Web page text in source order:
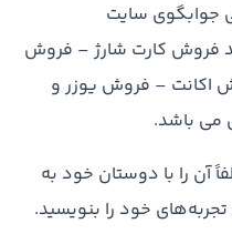
جوابگوی سایت
فروش کارت شارژ – فروش
– فروش یوزر و
می باشد.
آن را با دوستان خود به
خود را بنویسید.